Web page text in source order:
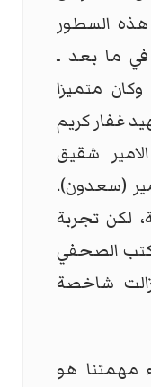
السطور
ما بعد ـ
متميزا
غفار كريم
شقيق
(سعدون).
لكن تجربة
الصحفي
شاخصة
مهمتنا هو